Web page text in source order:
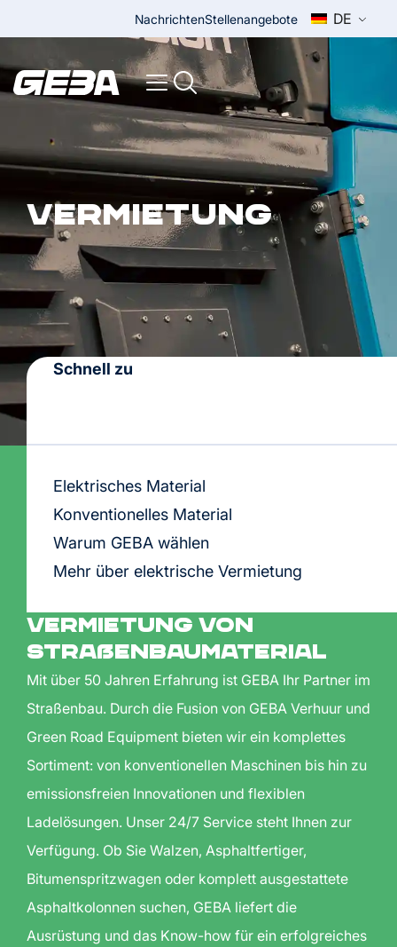
NachrichtenStellenangebote DE
Vermietung
Vermietung von
Straßenbaumaterial
Mit über 50 Jahren Erfahrung ist GEBA Ihr Partner im
Straßenbau. Durch die Fusion von GEBA Verhuur und
Green Road Equipment bieten wir ein komplettes
Sortiment: von konventionellen Maschinen bis hin zu
emissionsfreien Innovationen und flexiblen
Ladelösungen. Unser 24/7 Service steht Ihnen zur
Verfügung. Ob Sie Walzen, Asphaltfertiger,
Bitumenspritzwagen oder komplett ausgestattete
Asphaltkolonnen suchen, GEBA liefert die
Ausrüstung und das Know-how für ein erfolgreiches
Schnell zu
Elektrisches Material
Konventionelles Material
Warum GEBA wählen
Mehr über elektrische Vermietung